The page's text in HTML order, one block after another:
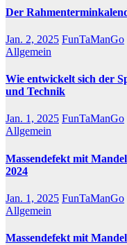
Der
Jan. 2, 2025 FunTaManGo
Allgemein
Wie entwickelt sich der
und Technik
Jan. 1, 2025 FunTaManGo
Allgemein
Massendefekt mit
2024
Jan. 1, 2025 FunTaManGo
Allgemein
Massendefekt mit